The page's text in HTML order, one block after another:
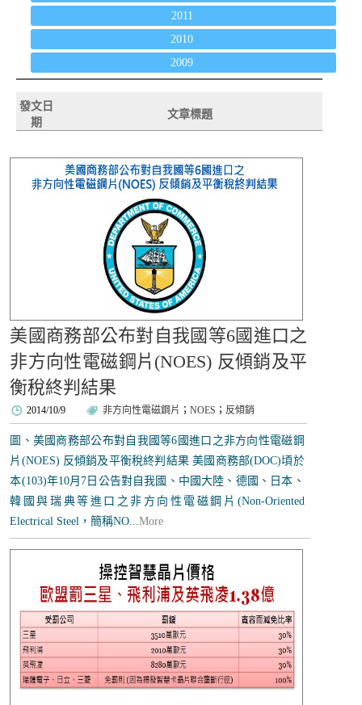
2011
2010
2009
發文日
期
文章標題
美國商務部公布對自我國等6國進口之
非方向性電磁鋼片(NOES) 反傾銷及平
衡稅終判結果
2014/10/9 非方向性電磁鋼片 ；NOES ； 反傾銷
圖、美國商務部公布對自我國等6國進口之非方向性電磁鋼
片(NOES) 反傾銷及平衡稅終判結果 美國商務部(DOC)頃於
本(103)年10月7日公告對自我國、中國大陸、德國、日本、
韓國與瑞典等進口之非方向性電磁鋼片(Non-Oriented
Electrical Steel，簡稱NO...More